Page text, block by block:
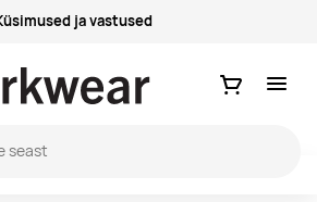
ja vastused
Ostukorv